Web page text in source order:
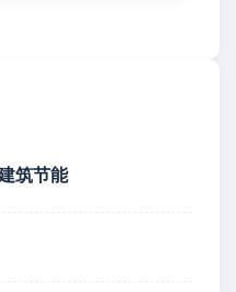
筑节能